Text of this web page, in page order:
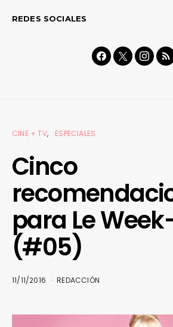
REDES SOCIALES
CINE + TV ESPECIALES
Cinco
para Le
(#05)
11/11/2016 REDACCIÓN